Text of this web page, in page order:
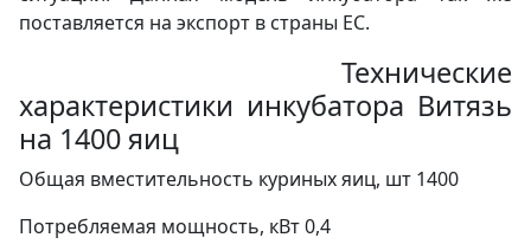
поставляется на экспорт в страны ЕС.
Технические
характеристики инкубатора Витязь
на 1400 яиц
Общая вместительность куриных яиц, шт 1400
Потребляемая мощность, кВт 0,4